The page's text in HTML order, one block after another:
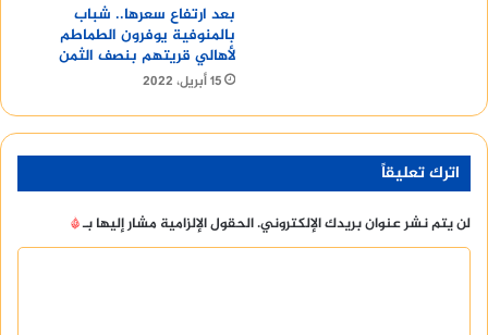
بعد ارتفاع سعرها.. شباب
بالمنوفية يوفرون الطماطم
لأهالي قريتهم بنصف الثمن
15 أبريل، 2022
اترك تعليقاً
لن يتم نشر عنوان بريدك الإلكتروني.الحقول الإلزامية مشار إليها بـ*